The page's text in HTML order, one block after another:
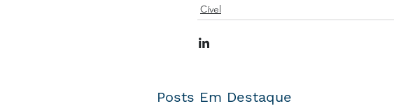
Cível
Posts Em Destaque